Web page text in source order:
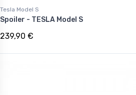
Tesla Model S
Spoiler - TESLA Model S
239,90 €